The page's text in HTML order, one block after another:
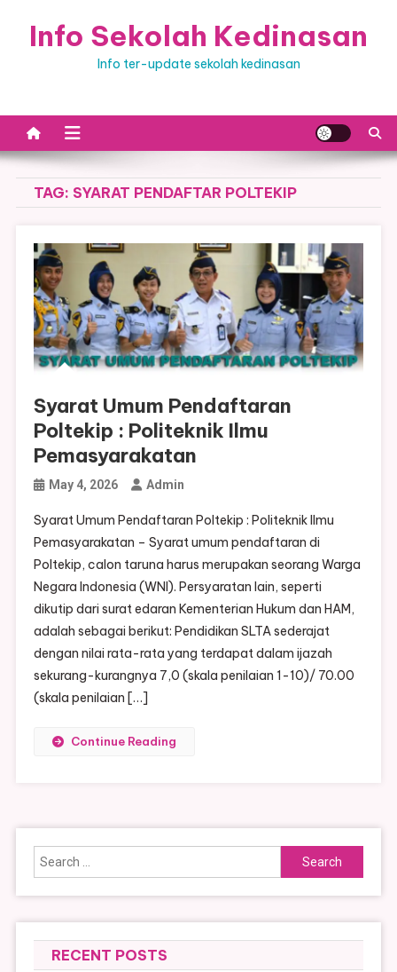
Info Sekolah Kedinasan
Info ter-update sekolah kedinasan
TAG: SYARAT PENDAFTAR POLTEKIP
Syarat Umum Pendaftaran
Poltekip : Politeknik Ilmu
Pemasyarakatan
May 4, 2026 Admin
Syarat Umum Pendaftaran Poltekip : Politeknik Ilmu
Pemasyarakatan – Syarat umum pendaftaran di
Poltekip, calon taruna harus merupakan seorang Warga
Negara Indonesia (WNI). Persyaratan lain, seperti
dikutip dari surat edaran Kementerian Hukum dan HAM,
adalah sebagai berikut: Pendidikan SLTA sederajat
dengan nilai rata-rata yang terdapat dalam ijazah
sekurang-kurangnya 7,0 (skala penilaian 1-10)/ 70.00
(skala penilaian […]
Continue Reading
Search
for:
RECENT POSTS